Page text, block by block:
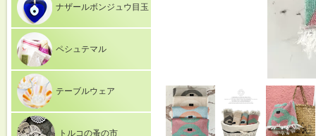
ナザールボンジュウ目玉
ペシュテマル
テーブルウェア
トルコの蚤の市